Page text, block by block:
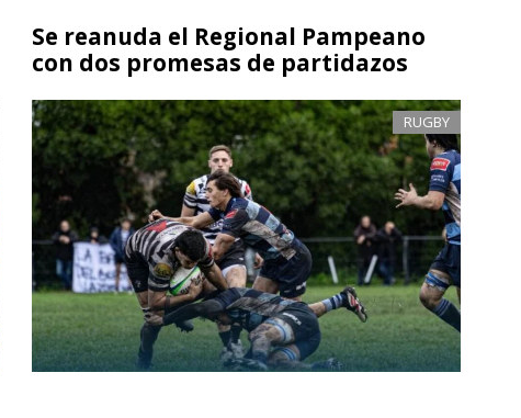
Se reanuda el Regional Pampeano
con dos promesas de partidazos
RUGBY